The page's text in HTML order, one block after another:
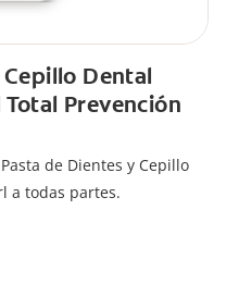
Dental
Prevención
de Dientes y Cepillo
a todas partes.